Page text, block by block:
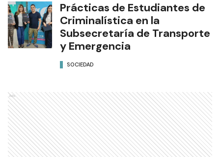
Prácticas de Estudiantes de
Criminalística en la
Subsecretaría de Transporte
y Emergencia
SOCIEDAD
Ads